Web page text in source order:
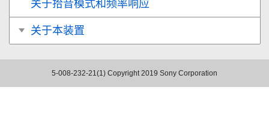
关于拾音模式和频率响应
关于本装置
5-008-232-21(1) Copyright 2019 Sony Corporation